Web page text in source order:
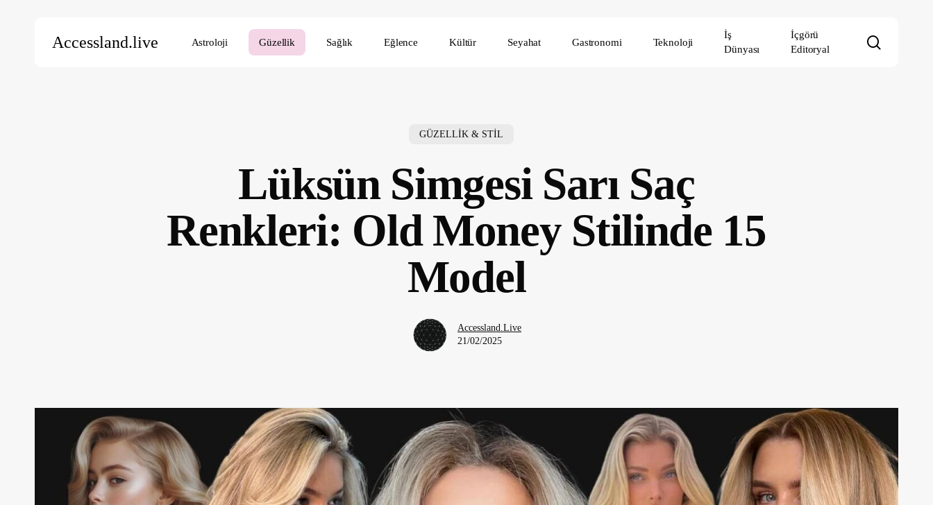
Accessland.live Astroloji Güzellik Sağlık Eğlence Kültür Seyahat Gastronomi Teknoloji
İş
Dünyası
İçgörü
Editoryal
GÜZELLİK & STİL
Lüksün Simgesi Sarı Saç
Renkleri: Old Money Stilinde 15
Model
Accessland.Live
21/02/2025